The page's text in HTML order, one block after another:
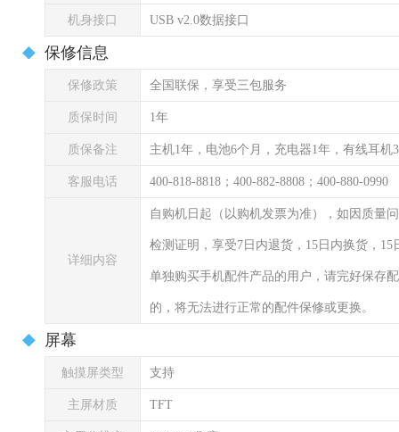
机身接口 USB v2.0数据接口
保修信息
保修政策 全国联保，享受三包服务
质保时间 1年
质保备注 主机1年，电池6个月，充电器1年，有线耳机
客服电话 400-818-8818；400-882-8808；400-880-0990
详细内容
自购机日起（以购机发票为准），如因质量
检测证明，享受7日内退货，15日内换货，
单独购买手机配件产品的用户，请完好保存
的，将无法进行正常的配件保修或更换。
屏幕
触摸屏类型 支持
主屏材质 TFT